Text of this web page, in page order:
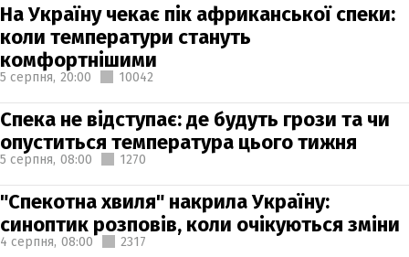
На Україну чекає пік африканської спеки:
коли температури стануть
комфортнішими
5 серпня, 20:00 10042
Спека не відступає: де будуть грози та чи
опуститься температура цього тижня
5 серпня, 08:00 1270
"Спекотна хвиля" накрила Україну:
синоптик розповів, коли очікуються зміни
4 серпня, 08:00 2317